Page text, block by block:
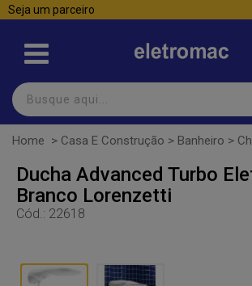
Seja um parceiro
Home > Casa E Construção > Banheiro >
Ducha Advanced Turbo
Branco Lorenzetti
Cód.: 22618